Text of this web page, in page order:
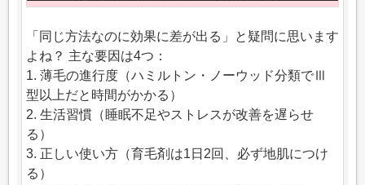
「同じ方法なのに効果に差が出る」と疑問に思います
よね？ 主な要因は4つ：
1. 薄毛の進行度（ハミルトン・ノーウッド分類でⅢ
型以上だと時間がかかる）
2. 生活習慣（睡眠不足やストレスが改善を遅らせ
る）
3. 正しい使い方（育毛剤は1日2回、必ず地肌につけ
る）